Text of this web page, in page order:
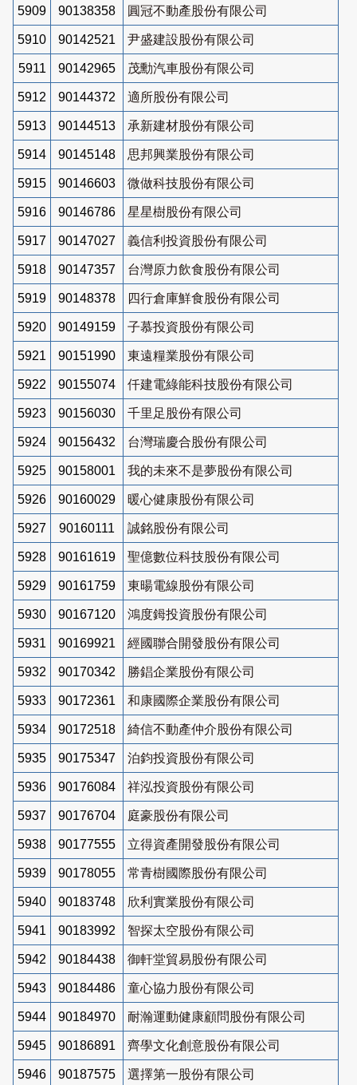
5909 90138358 圓冠不動產股份有限公司
5910 90142521 尹盛建設股份有限公司
5911 90142965 茂勳汽車股份有限公司
5912 90144372 適所股份有限公司
5913 90144513 承新建材股份有限公司
5914 90145148 思邦興業股份有限公司
5915 90146603 微做科技股份有限公司
5916 90146786 星星樹股份有限公司
5917 90147027 義信利投資股份有限公司
5918 90147357 台灣原力飲食股份有限公司
5919 90148378 四行倉庫鮮食股份有限公司
5920 90149159 子慕投資股份有限公司
5921 90151990 東遠糧業股份有限公司
5922 90155074 仟建電綠能科技股份有限公司
5923 90156030 千里足股份有限公司
5924 90156432 台灣瑞慶合股份有限公司
5925 90158001 我的未來不是夢股份有限公司
5926 90160029 暖心健康股份有限公司
5927 90160111 誠銘股份有限公司
5928 90161619 聖億數位科技股份有限公司
5929 90161759 東暘電線股份有限公司
5930 90167120 鴻度鉧投資股份有限公司
5931 90169921 經國聯合開發股份有限公司
5932 90170342 勝錩企業股份有限公司
5933 90172361 和康國際企業股份有限公司
5934 90172518 綺信不動產仲介股份有限公司
5935 90175347 泊鈞投資股份有限公司
5936 90176084 祥泓投資股份有限公司
5937 90176704 庭豪股份有限公司
5938 90177555 立得資產開發股份有限公司
5939 90178055 常青樹國際股份有限公司
5940 90183748 欣利實業股份有限公司
5941 90183992 智探太空股份有限公司
5942 90184438 御軒堂貿易股份有限公司
5943 90184486 童心協力股份有限公司
5944 90184970 耐瀚運動健康顧問股份有限公司
5945 90186891 齊學文化創意股份有限公司
5946 90187575 選擇第一股份有限公司